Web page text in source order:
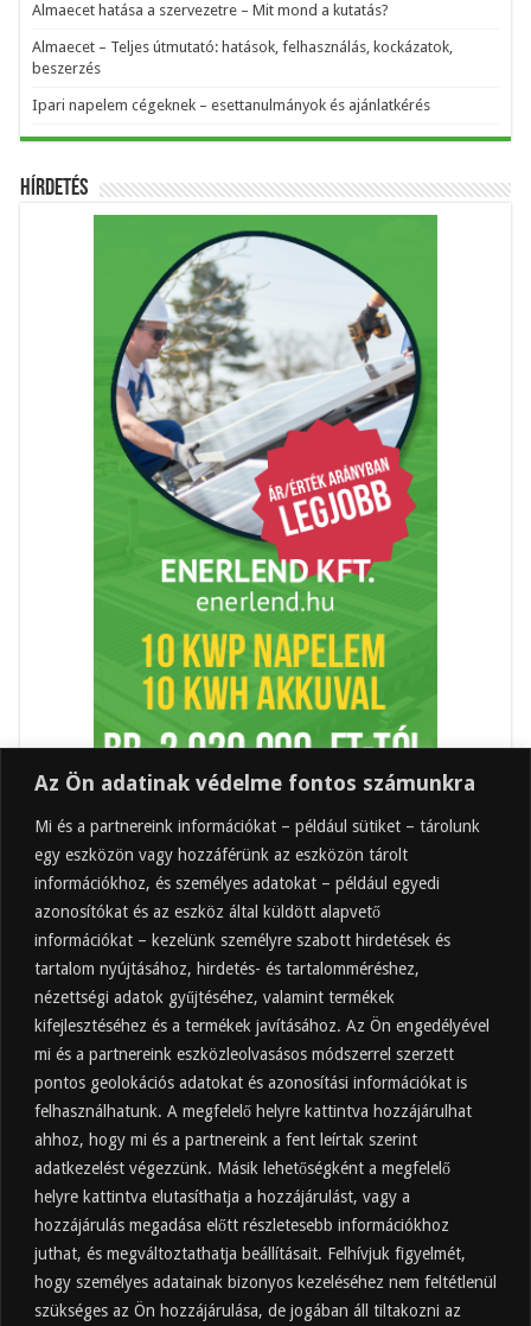
Az Ön adatinak védelme fontos számunkra
Mi és a partnereink információkat – például sütiket – tárolunk
egy eszközön vagy hozzáférünk az eszközön tárolt
információkhoz, és személyes adatokat – például egyedi
azonosítókat és az eszköz által küldött alapvető
információkat – kezelünk személyre szabott hirdetések és
tartalom nyújtásához, hirdetés- és tartalomméréshez,
nézettségi adatok gyűjtéséhez, valamint termékek
kifejlesztéséhez és a termékek javításához. Az Ön engedélyével
mi és a partnereink eszközleolvasásos módszerrel szerzett
pontos geolokációs adatokat és azonosítási információkat is
felhasználhatunk. A megfelelő helyre kattintva hozzájárulhat
ahhoz, hogy mi és a partnereink a fent leírtak szerint
adatkezelést végezzünk. Másik lehetőségként a megfelelő
helyre kattintva elutasíthatja a hozzájárulást, vagy a
hozzájárulás megadása előtt részletesebb információkhoz
juthat, és megváltoztathatja beállításait. Felhívjuk figyelmét,
hogy személyes adatainak bizonyos kezeléséhez nem feltétlenül
szükséges az Ön hozzájárulása, de jogában áll tiltakozni az
Almaecet hatása a szervezetre – Mit mond a kutatás?
Almaecet – Teljes útmutató: hatások, felhasználás, kockázatok,
beszerzés
Ipari napelem cégeknek – esettanulmányok és ajánlatkérés
Hírdetés
Felkapott
Almaecet mire jó? 21 gyakori felhasználási
terület
2025.10.31.
Almaecet fogyasztása: mikor, mennyit, mivel
hígítva?
2025.10.30.
Almaecet hatása a szervezetre –
Mit mond a kutatás?
2025.10.15.
Almaecet – Teljes útmutató:
hatások, felhasználás, kockázatok,